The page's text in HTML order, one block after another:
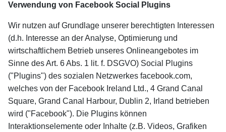
Verwendung von Facebook Social Plugins
Wir nutzen auf Grundlage unserer berechtigten Interessen
(d.h. Interesse an der Analyse, Optimierung und
wirtschaftlichem Betrieb unseres Onlineangebotes im
Sinne des Art. 6 Abs. 1 lit. f. DSGVO) Social Plugins
("Plugins") des sozialen Netzwerkes facebook.com,
welches von der Facebook Ireland Ltd., 4 Grand Canal
Square, Grand Canal Harbour, Dublin 2, Irland betrieben
wird ("Facebook"). Die Plugins können
Interaktionselemente oder Inhalte (z.B. Videos, Grafiken